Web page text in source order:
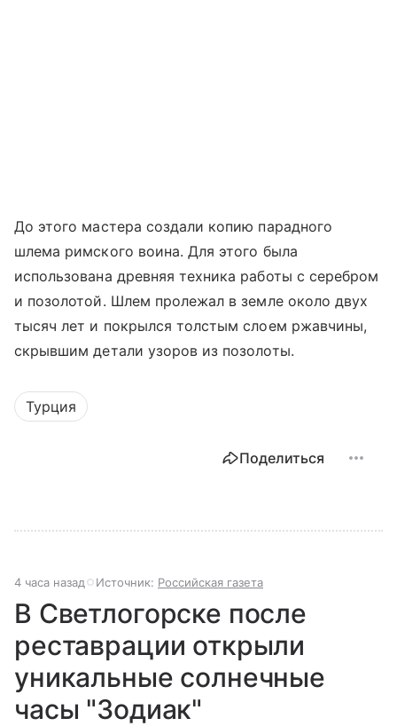
До этого мастера создали копию парадного
шлема римского воина. Для этого была
использована древняя техника работы с серебром
и позолотой. Шлем пролежал в земле около двух
тысяч лет и покрылся толстым слоем ржавчины,
скрывшим детали узоров из позолоты.
Турция
Поделиться
4 часа назад Источник: Российская газета
В Светлогорске после
реставрации открыли
уникальные солнечные
часы "Зодиак"